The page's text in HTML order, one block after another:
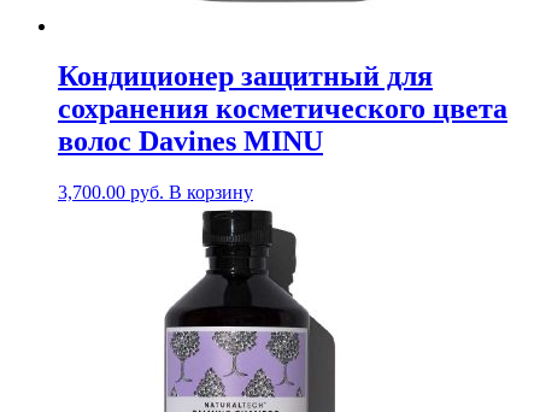
Кондиционер защитный для
сохранения косметического цвета
волос Davines MINU
3,700.00 руб. В корзину